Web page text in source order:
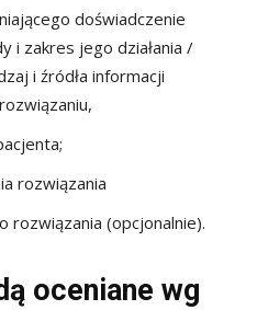
doświadczenie
i zakres jego działania /
i źródła informacji
rozwiązania
(opcjonalnie).
oceniane wg